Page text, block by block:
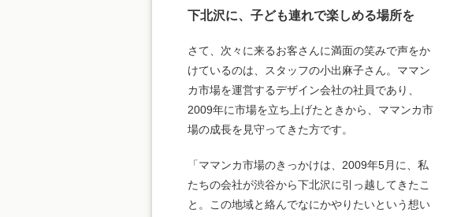
下北沢に、子ども連れで楽しめる場所を
さて、次々に来るお客さんに満面の笑みで声をか
けているのは、スタッフの小出麻子さん。ママン
カ市場を運営するデザイン会社の社員であり、
2009年に市場を立ち上げたときから、ママンカ市
場の成長を見守ってきた方です。
「ママンカ市場のきっかけは、2009年5月に、私
たちの会社が渋谷から下北沢に引っ越してきたこ
と。この地域と絡んでなにかやりたいという想い